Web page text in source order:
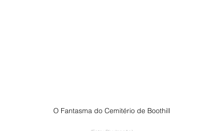
O Fantasma do Cemitério de Boothill